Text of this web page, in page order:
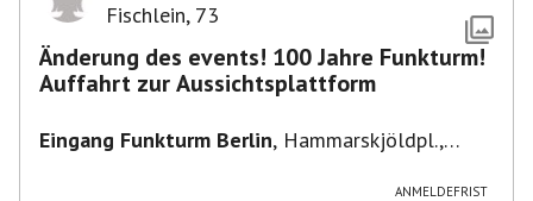
Fischlein, 73
Änderung des events! 100 Jahre Funkturm!
Auffahrt zur Aussichtsplattform
Eingang Funkturm Berlin, Hammarskjöldpl.,
ANMELDEFRIST